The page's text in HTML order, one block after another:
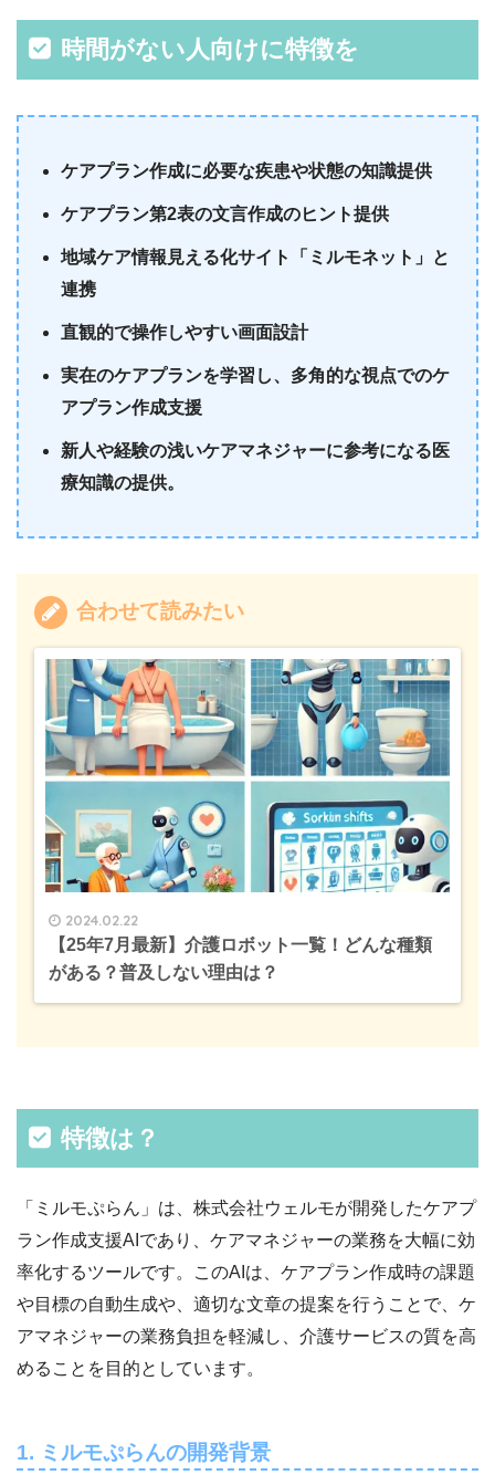
時間がない人向けに特徴を
ケアプラン作成に必要な疾患や状態の知識提供
ケアプラン第2表の文言作成のヒント提供
地域ケア情報見える化サイト「ミルモネット」と
連携
直観的で操作しやすい画面設計
実在のケアプランを学習し、多角的な視点でのケ
アプラン作成支援
新人や経験の浅いケアマネジャーに参考になる医
療知識の提供​​​​​​​​​​。
合わせて読みたい
2024.02.22
【25年7月最新】介護ロボット一覧！どんな種類
がある？普及しない理由は？
特徴は？
「ミルモぷらん」は、株式会社ウェルモが開発したケアプ
ラン作成支援AIであり、ケアマネジャーの業務を大幅に効
率化するツールです。このAIは、ケアプラン作成時の課題
や目標の自動生成や、適切な文章の提案を行うことで、ケ
アマネジャーの業務負担を軽減し、介護サービスの質を高
めることを目的としています。
1. ミルモぷらんの開発背景